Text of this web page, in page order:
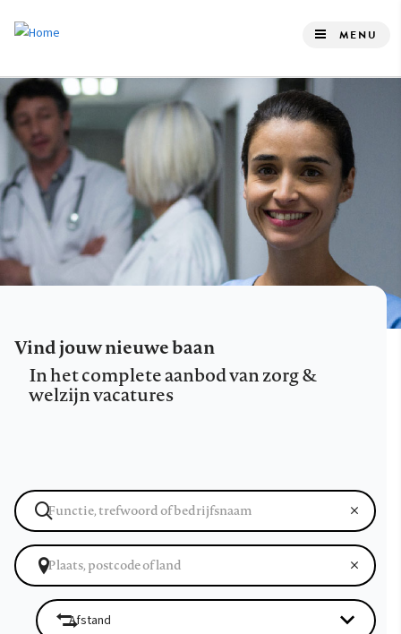
de
inhoud
gaan
MENU
Vind jouw nieuwe baan
In het complete aanbod van zorg &
welzijn vacatures